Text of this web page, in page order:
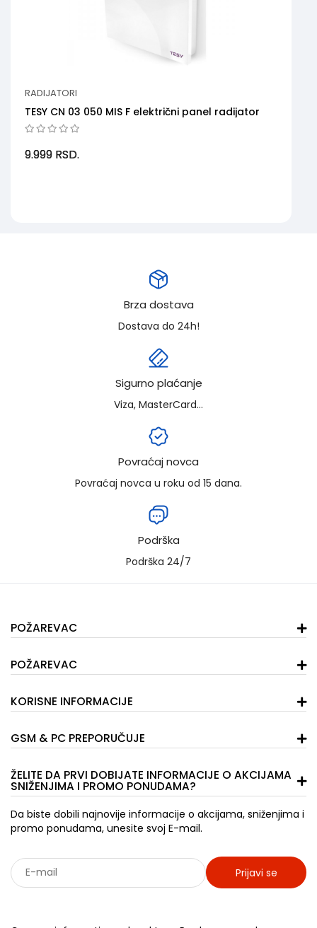
RADIJATORI
TESY CN 03 050 MIS F električni panel radijator
9.999 RSD.
Brza dostava
Dostava do 24h!
Sigurno plaćanje
Viza, MasterCard...
Povraćaj novca
Povraćaj novca u roku od 15 dana.
Podrška
Podrška 24/7
POŽAREVAC
POŽAREVAC
KORISNE INFORMACIJE
GSM & PC PREPORUČUJE
ŽELITE DA PRVI DOBIJATE INFORMACIJE O AKCIJAMA
SNIŽENJIMA I PROMO PONUDAMA?
Da biste dobili najnovije informacije o akcijama, sniženjima i
promo ponudama, unesite svoj E-mail.
Prijavi se